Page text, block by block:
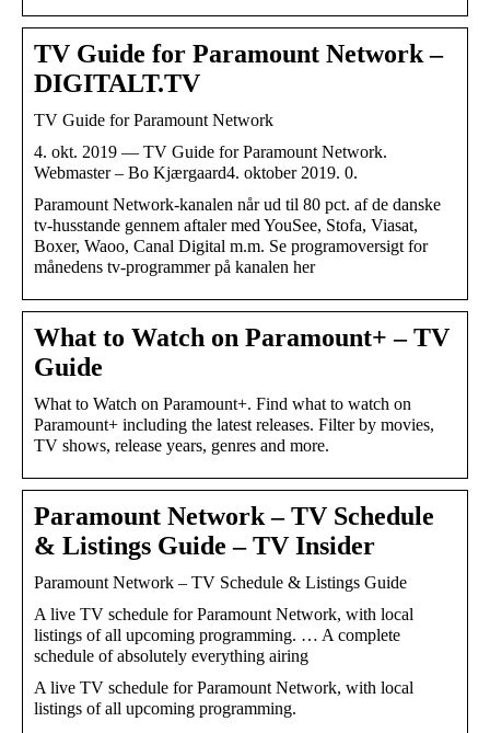
TV Guide for Paramount Network –
DIGITALT.TV
TV Guide for Paramount Network
4. okt. 2019 — TV Guide for Paramount Network.
Webmaster – Bo Kjærgaard4. oktober 2019. 0.
Paramount Network-kanalen når ud til 80 pct. af de danske
tv-husstande gennem aftaler med YouSee, Stofa, Viasat,
Boxer, Waoo, Canal Digital m.m. Se programoversigt for
månedens tv-programmer på kanalen her
What to Watch on Paramount+ – TV
Guide
What to Watch on Paramount+. Find what to watch on
Paramount+ including the latest releases. Filter by movies,
TV shows, release years, genres and more.
Paramount Network – TV Schedule
& Listings Guide – TV Insider
Paramount Network – TV Schedule & Listings Guide
A live TV schedule for Paramount Network, with local
listings of all upcoming programming. … A complete
schedule of absolutely everything airing
A live TV schedule for Paramount Network, with local
listings of all upcoming programming.